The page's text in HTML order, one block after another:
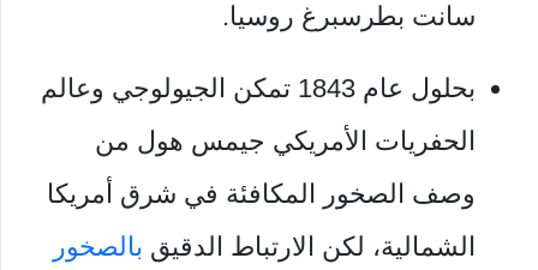
سانت بطرسبرغ روسيا.
بحلول عام 1843 تمكن الجيولوجي وعالم
الحفريات الأمريكي جيمس هول من
وصف الصخور المكافئة في شرق أمريكا
الشمالية، لكن الارتباط الدقيق بالصخور